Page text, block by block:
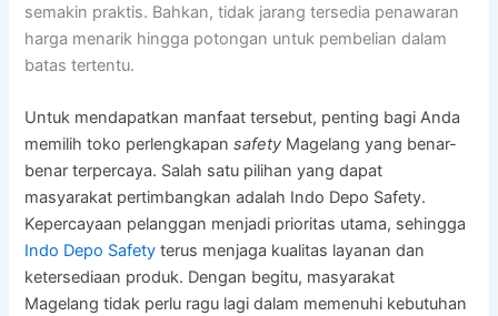
semakin praktis. Bahkan, tidak jarang tersedia penawaran
harga menarik hingga potongan untuk pembelian dalam
batas tertentu.
Untuk mendapatkan manfaat tersebut, penting bagi Anda
memilih toko perlengkapansafety Magelang yang benar-
benar terpercaya. Salah satu pilihan yang dapat
masyarakat pertimbangkan adalah Indo Depo Safety.
Kepercayaan pelanggan menjadi prioritas utama, sehingga
Indo Depo Safety terus menjaga kualitas layanan dan
ketersediaan produk. Dengan begitu, masyarakat
Magelang tidak perlu ragu lagi dalam memenuhi kebutuhan